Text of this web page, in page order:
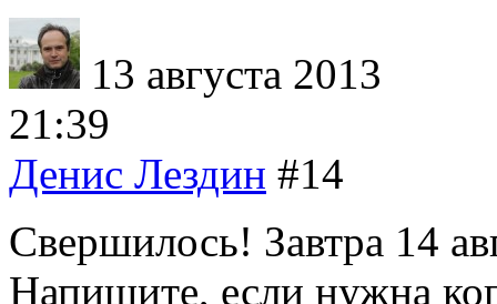
13 августа 2013
21:39
Денис Лездин #14
Свершилось! Завтра 14
Напишите, если нужна